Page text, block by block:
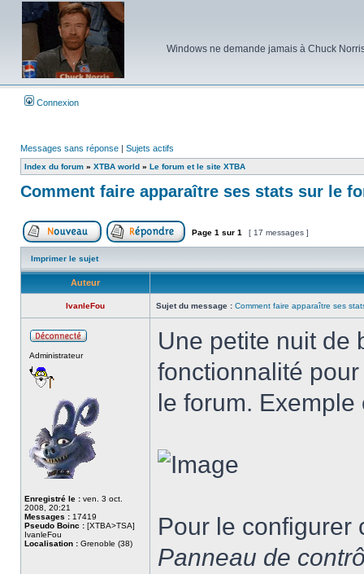
Windows ne demande jamais à Chuck
Connexion
Messages sans réponse | Sujets actifs
Index du forum » XTBA world » Le forum et le site XTBA
Comment faire apparaître ses stats sur le
Poster un nouveau sujetRépondre au sujet
Page 1 sur 1 [ 17 messages ]
Imprimer le sujet
Auteur
IvanleFou Sujet du message : Comment faire apparaître ses
Administrateur
Enregistré le : ven. 3 oct.
2008, 20:21
Messages : 17419
Pseudo Boinc : [XTBA>TSA]
IvanleFou
Localisation : Grenoble (38)
Une petite nuit de
fonctionnalité
le forum. Exemple
Pour le configurer
Panneau de